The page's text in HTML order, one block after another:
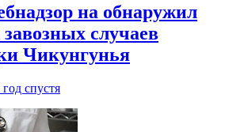
на обнаружил
завозных случаев
Чикунгунья
год спустя